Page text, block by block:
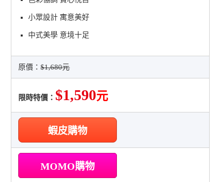
小眾設計 寓意美好
中式美學 意境十足
原價：$1,680元
限時特價： $1,590元
蝦皮購物
MOMO購物